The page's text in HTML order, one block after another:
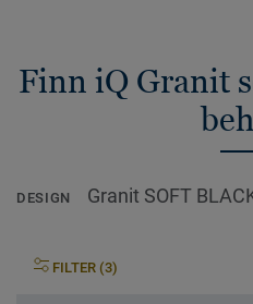
Finn iQ Granit
DESIGN Granit SOFT
FILTER (3)